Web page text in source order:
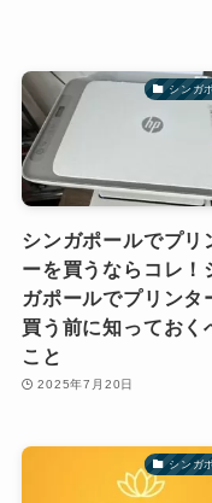
シンガ
シンガポールでプリ
ーを買うならコレ！
ガポールでプリンタ
買う前に知っておく
こと
2025年7月20日
シンガ